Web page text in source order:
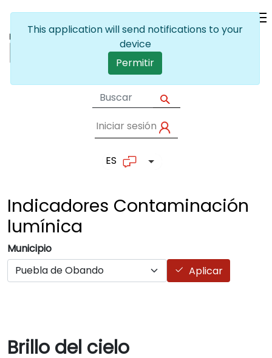
User account
Iniciar sesión
ES Lista adicional de
Indicadores Contaminación
lumínica
Municipio
Aplicar
Brillo del cielo
This application will send notifications to your
device
Permitir